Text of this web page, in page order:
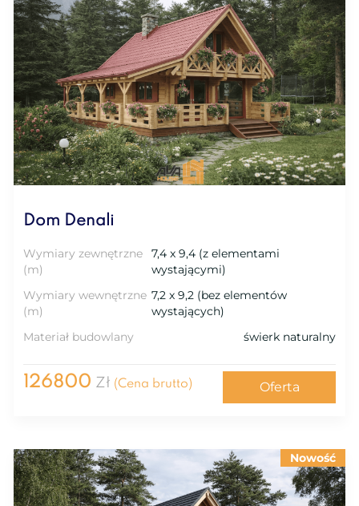
Dom Denali
Wymiary zewnętrzne
(m)
7,4 x 9,4 (z elementami
wystającymi)
Wymiary wewnętrzne
(m)
7,2 x 9,2 (bez elementów
wystających)
Materiał budowlany
świerk naturalny
126800 Zł (Cena brutto) Oferta
Nowość